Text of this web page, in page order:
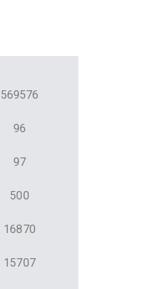
569576
96
97
500
16870
15707